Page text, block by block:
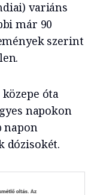
variáns
már 90
szerint
óta
napokon
napon
dózisokét.